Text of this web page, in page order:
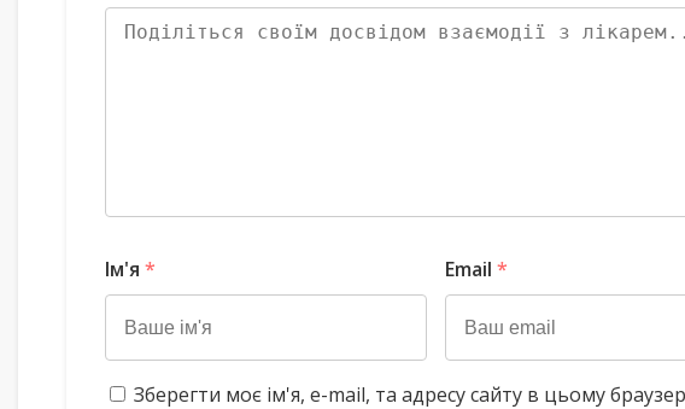
Ім'я * Email *
Зберегти моє ім'я, e-mail, та адресу сайту в цьому